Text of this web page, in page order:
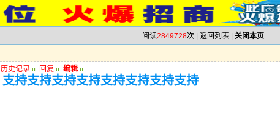
阅读2849728次 | 返回列表 关闭本页
历史记录 u 回复 u 编辑 u
支持支持支持支持支持支持支持支持